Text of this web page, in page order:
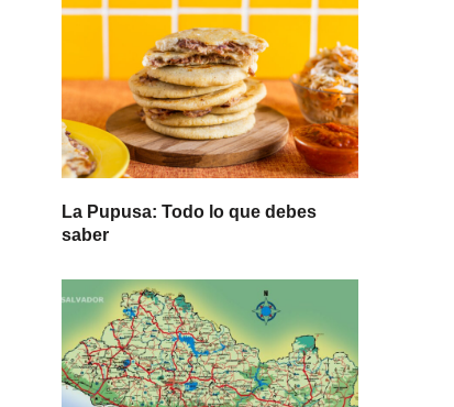
La Pupusa: Todo lo que debes
saber